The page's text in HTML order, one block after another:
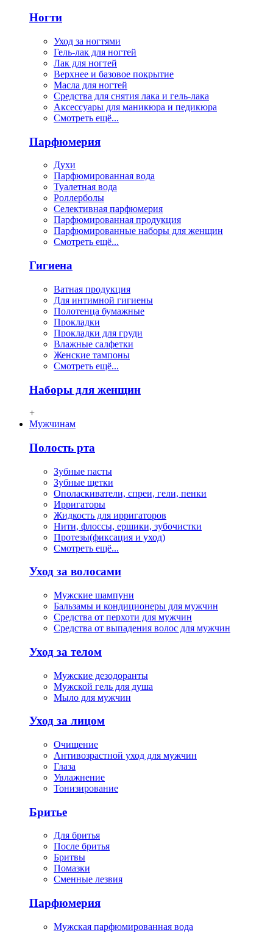
Ногти
Уход за ногтями
Гель-лак для ногтей
Лак для ногтей
Верхнее и базовое покрытие
Масла для ногтей
Средства для снятия лака и гель-лака
Аксессуары для маникюра и педикюра
Смотреть ещё...
Парфюмерия
Духи
Парфюмированная вода
Туалетная вода
Роллерболы
Селективная парфюмерия
Парфюмированная продукция
Парфюмированные наборы для женщин
Смотреть ещё...
Гигиена
Ватная продукция
Для интимной гигиены
Полотенца бумажные
Прокладки
Прокладки для груди
Влажные салфетки
Женские тампоны
Смотреть ещё...
Наборы для женщин
+
Мужчинам
Полость рта
Зубные пасты
Зубные щетки
Ополаскиватели, спреи, гели, пенки
Ирригаторы
Жидкость для ирригаторов
Нити, флосcы, ершики, зубочистки
Протезы(фиксация и уход)
Смотреть ещё...
Уход за волосами
Мужские шампуни
Бальзамы и кондиционеры для мужчин
Средства от перхоти для мужчин
Средства от выпадения волос для мужчин
Уход за телом
Мужские дезодоранты
Мужской гель для душа
Мыло для мужчин
Уход за лицом
Очищение
Антивозрастной уход для мужчин
Глаза
Увлажнение
Тонизирование
Бритье
Для бритья
После бритья
Бритвы
Помазки
Сменные лезвия
Парфюмерия
Мужская парфюмированная вода